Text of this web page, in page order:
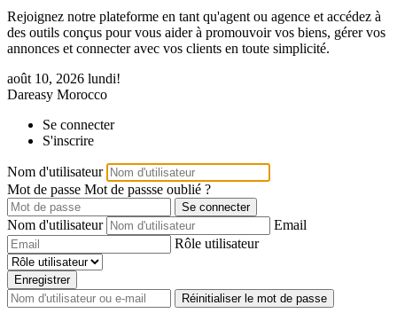
Rejoignez notre plateforme en tant qu'agent ou agence et accédez à
des outils conçus pour vous aider à promouvoir vos biens, gérer vos
annonces et connecter avec vos clients en toute simplicité.
août 10, 2026 lundi!
Dareasy Morocco
Se connecter
S'inscrire
Nom d'utilisateur
Mot de passe Mot de passse oublié ?
Se connecter
Nom d'utilisateur
Email
Rôle utilisateur
Enregistrer
Réinitialiser le mot de passe